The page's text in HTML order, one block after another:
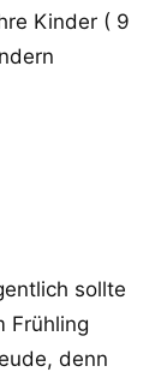
Kinder ( 9
sollte
Frühling
denn